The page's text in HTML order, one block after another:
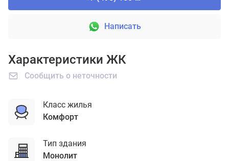
Написать
Характеристики ЖК
Сообщить о неточности
Класс жилья
комфорт
Тип здания
монолит